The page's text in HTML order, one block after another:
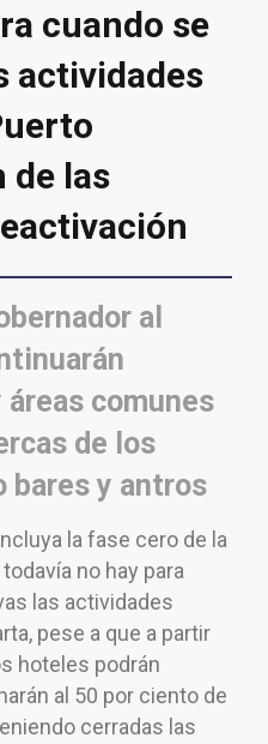
cuando se
actividades
de las
al
comunes
de los
bares y antros
la fase cero de la
no hay para
las actividades
pese a que a partir
hoteles podrán
al 50 por ciento de
cerradas las